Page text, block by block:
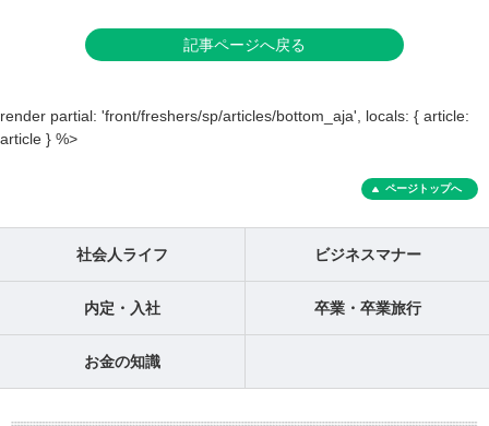
記事ページへ戻る
render partial: 'front/freshers/sp/articles/bottom_aja', locals: { article:
article } %>
ページトップへ
社会人ライフ ビジネスマナー
内定・入社 卒業・卒業旅行
お金の知識